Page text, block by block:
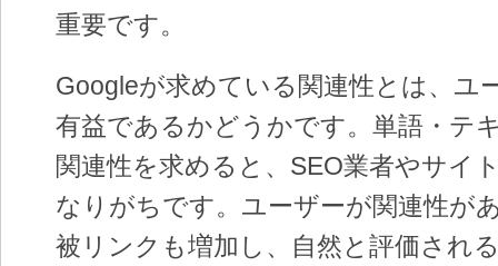
重要です。
Googleが求めている関連性とは、ユ
有益であるかどうかです。単語・テ
関連性を求めると、SEO業者やサイ
なりがちです。ユーザーが関連性が
被リンクも増加し、自然と評価され